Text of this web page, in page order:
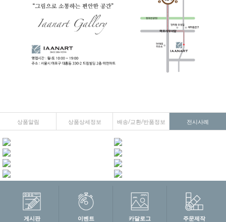
상품알림 상품상세정보 배송/교환/반품정보 전시사례
게시판 이벤트 카달로그 주문제작